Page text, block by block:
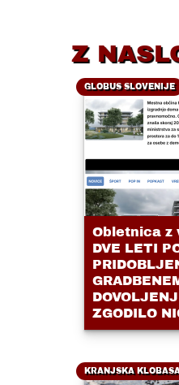
Z
GLOBUS SLOVENIJE
Obletnica z
DVE LETI
ZGODILO
KRANJSKA